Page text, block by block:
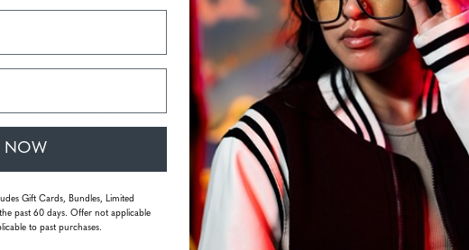
| Temple: 140 mm | Poids: 26 grammes (sans emballage)
NOW
Gift Cards, Bundles, Limited
past 60 days. Offer not applicable
to past purchases.